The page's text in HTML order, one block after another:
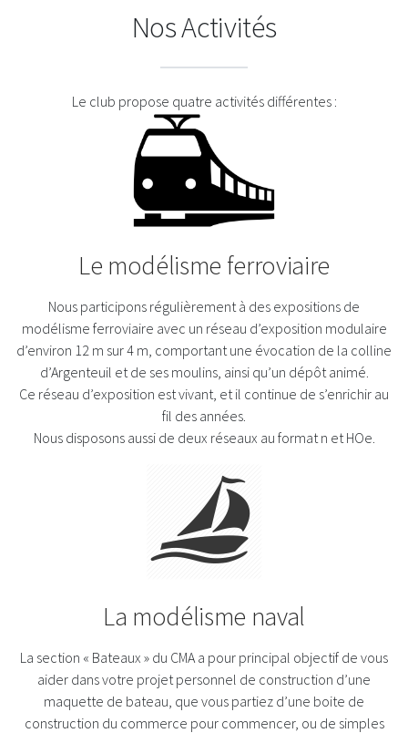
Nos Activités
Le club propose quatre activités différentes :
Le modélisme ferroviaire
Nous participons régulièrement à des expositions de
modélisme ferroviaire avec un réseau d’exposition modulaire
d’environ 12 m sur 4 m, comportant une évocation de la colline
d’Argenteuil et de ses moulins, ainsi qu’un dépôt animé.
Ce réseau d’exposition est vivant, et il continue de s’enrichir au
fil des années.
Nous disposons aussi de deux réseaux au format n et HOe.
La modélisme naval
La section « Bateaux » du CMA a pour principal objectif de vous
aider dans votre projet personnel de construction d’une
maquette de bateau, que vous partiez d’une boite de
construction du commerce pour commencer, ou de simples